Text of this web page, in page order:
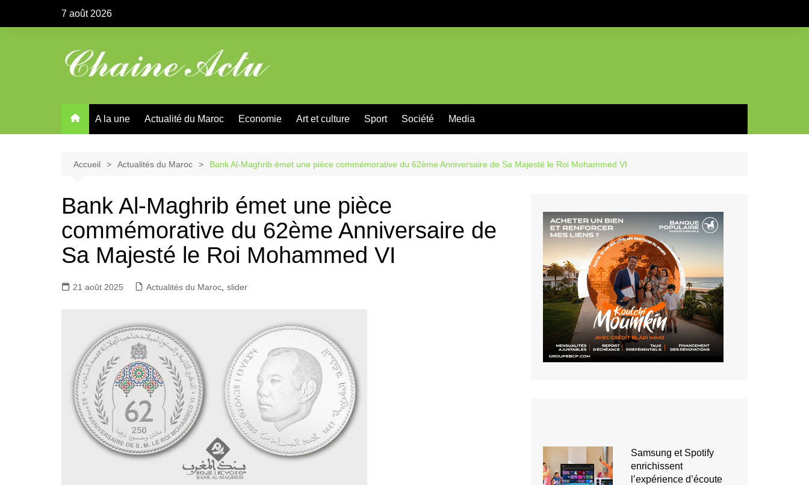
7 août 2026
A la une Actualité du Maroc Economie Art et culture Sport Société Media
Accueil Actualités du Maroc Bank Al-Maghrib émet une pièce commémorative du 62ème Anniversaire de Sa Majesté le Roi Mohammed VI
Bank Al-Maghrib émet une pièce
commémorative du 62ème Anniversaire de
Sa Majesté le Roi Mohammed VI
21 août 2025 Actualités du Maroc slider
Samsung et Spotify
enrichissent
l’expérience d’écoute